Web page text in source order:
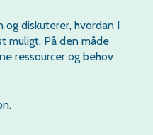
og diskuterer, hvordan I
muligt. På den måde
ressourcer og behov